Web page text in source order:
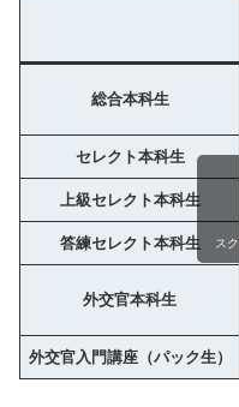
総合本科生
セレクト本科生
上級セレクト本科生
答練セレクト本科生
外交官本科生
外交官入門講座（パック生）
ス